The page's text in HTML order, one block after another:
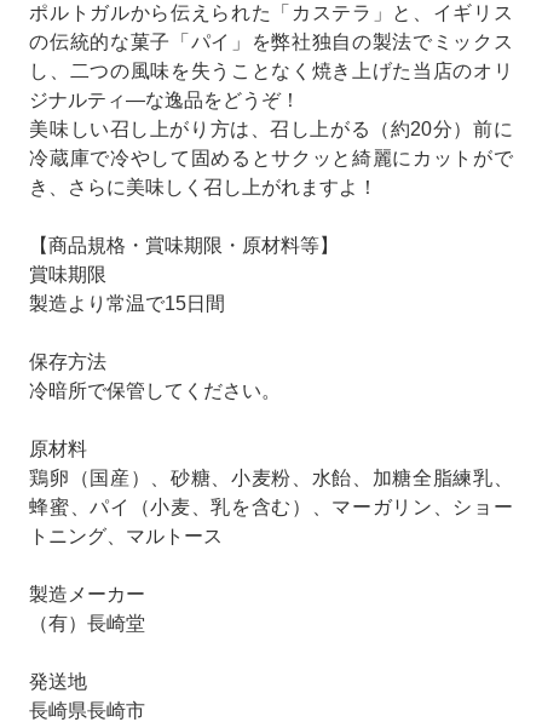
ポルトガルから伝えられた「カステラ」と、イギリス
の伝統的な菓子「パイ」を弊社独自の製法でミックス
し、二つの風味を失うことなく焼き上げた当店のオリ
ジナルティ―な逸品をどうぞ！
美味しい召し上がり方は、召し上がる（約20分）前に
冷蔵庫で冷やして固めるとサクッと綺麗にカットがで
き、さらに美味しく召し上がれますよ！
【商品規格・賞味期限・原材料等】
賞味期限
製造より常温で15日間
保存方法
冷暗所で保管してください。
原材料
鶏卵（国産）、砂糖、小麦粉、水飴、加糖全脂練乳、
蜂蜜、パイ（小麦、乳を含む）、マーガリン、ショー
トニング、マルトース
製造メーカー
（有）長崎堂
発送地
長崎県長崎市